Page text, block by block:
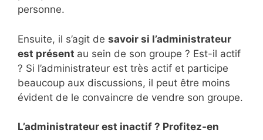
personne.
Ensuite, il s’agit de savoir si l’administrateur
est présent au sein de son groupe ? Est-il actif
? Si l’administrateur est très actif et participe
beaucoup aux discussions, il peut être moins
évident de le convaincre de vendre son groupe.
L’administrateur est inactif ? Profitez-en